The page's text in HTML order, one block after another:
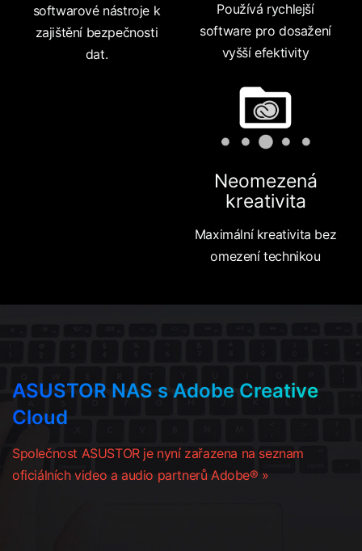
softwarové nástroje k
zajištění bezpečnosti
dat.
Používá rychlejší
software pro dosažení
vyšší efektivity
Neomezená
kreativita
Maximální kreativita bez
omezení technikou
ASUSTOR NAS s Adobe Creative
Cloud
Společnost ASUSTOR je nyní zařazena na seznam
oficiálních video a audio partnerů Adobe® »